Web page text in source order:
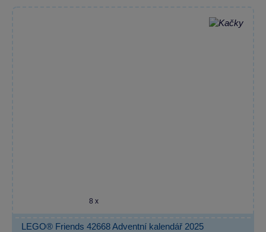
8 x
LEGO® Friends 42668 Adventní kalendář 2025